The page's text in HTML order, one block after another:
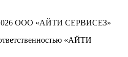
ООО «АЙТИ СЕРВИСЕЗ»
«АЙТИ